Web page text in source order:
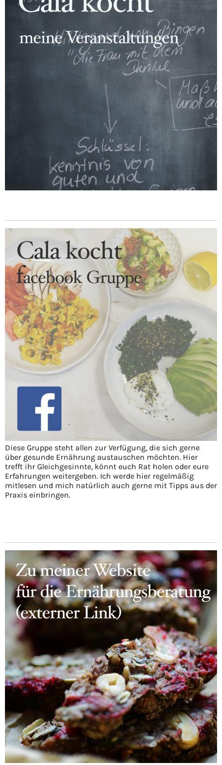
Diese Gruppe steht allen zur Verfügung, die sich gerne
über gesunde Ernährung austauschen möchten. Hier
trefft ihr Gleichgesinnte, könnt euch Rat holen oder eure
Erfahrungen weitergeben. Ich werde hier regelmäßig
mitlesen und mich natürlich auch gerne mit Tipps aus der
Praxis einbringen.